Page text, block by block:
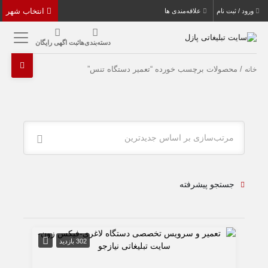
ورود / ثبت نام علاقه‌مندی ها
دسته‌بندی‌هاثبت اگهی رایگان
خانه / محصولات برچسب خورده “تعمیر دستگاه تنس”
مرتب‌سازی بر اساس جدیدترین
جستجو پیشرفته
302 بازدید